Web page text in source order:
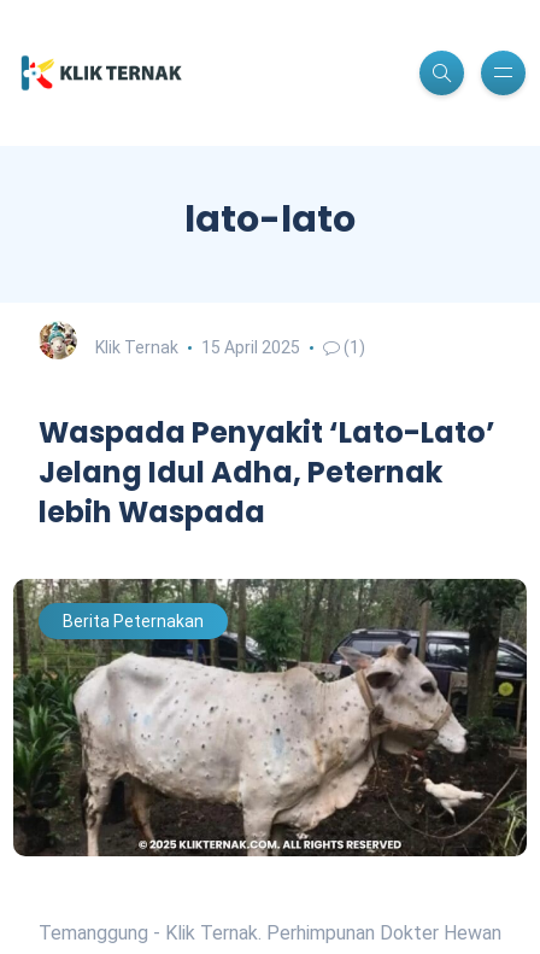
lato-lato
Klik Ternak 15 April 2025 (1)
Waspada Penyakit ‘Lato-Lato’
Jelang Idul Adha, Peternak
lebih Waspada
Berita Peternakan
Temanggung - Klik Ternak. Perhimpunan Dokter Hewan